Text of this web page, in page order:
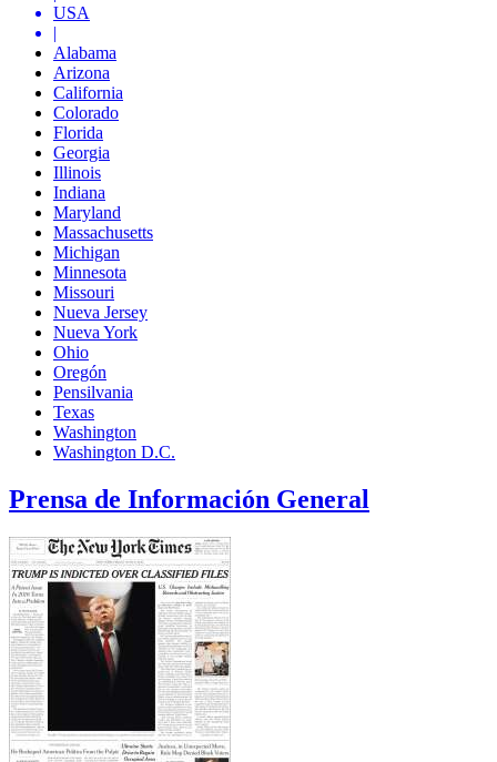
USA
|
Alabama
Arizona
California
Colorado
Florida
Georgia
Illinois
Indiana
Maryland
Massachusetts
Michigan
Minnesota
Missouri
Nueva Jersey
Nueva York
Ohio
Oregón
Pensilvania
Texas
Washington
Washington D.C.
Prensa de Información General